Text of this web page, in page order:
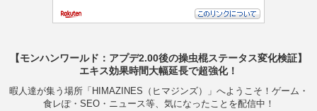
【モンハンワールド：アプデ2.00後の操虫棍ステータス変化検証】
エキス効果時間大幅延長で超強化！
暇人達が集う場所「HIMAZINES（ヒマジンズ）」へようこそ！ゲーム・
食レぽ・SEO・ニュース等、気になったことを配信中！